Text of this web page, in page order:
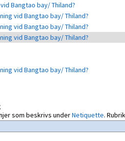
Bangtao bay/ Thiland?
vid Bangtao bay/ Thiland?
vid Bangtao bay/ Thiland?
vid Bangtao bay/ Thiland?
vid Bangtao bay/ Thiland?
som beskrivs underNetiquette.